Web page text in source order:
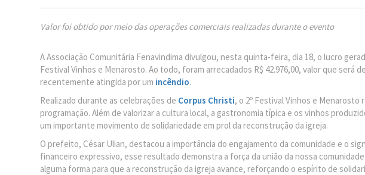
Valor foi obtido por meio das operações comerciais realizadas durante o evento
A Associação Comunitária Fenavindima divulgou, nesta quinta-feira, dia 18, o lucro
Festival Vinhos e Menarosto. Ao todo, foram arrecadados R$ 42.976,00, valor que será
recentemente atingida por um incêndio.
Realizado durante as celebrações de Corpus Christi, o 2º Festival Vinhos e
programação. Além de valorizar a cultura local, a gastronomia típica e os vinhos
um importante movimento de solidariedade em prol da reconstrução da igreja.
O prefeito, César Ulian, destacou a importância do engajamento da comunidade e o
financeiro expressivo, esse resultado demonstra a força da união da nossa
alguma forma para que a reconstrução da igreja avance, reforçando o espírito de